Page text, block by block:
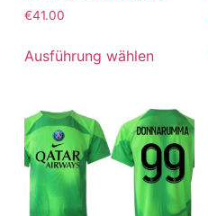
€41.00
Ausführung wählen